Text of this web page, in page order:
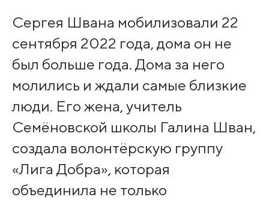
Сергея Швана мобилизовали 22
сентября 2022 года, дома он не
был больше года. Дома за него
молились и ждали самые близкие
люди. Его жена, учитель
Семёновской школы Галина Шван,
создала волонтёрскую группу
«Лига Добра», которая
объединила не только